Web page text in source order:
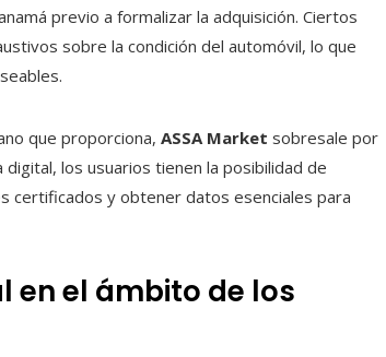
previo a formalizar la adquisición. Ciertos
sobre la condición del automóvil, lo que
que proporciona, ASSA Market sobresale por
los usuarios tienen la posibilidad de
certificados y obtener datos esenciales para
el ámbito de los